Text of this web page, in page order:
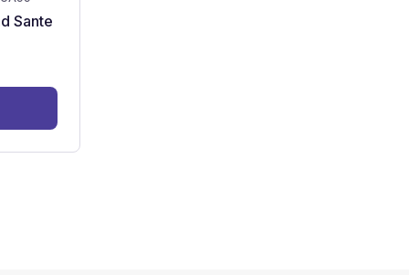
Sante